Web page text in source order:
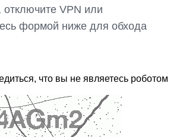
VPN или
формой ниже для обхода
что вы не являетесь роботом